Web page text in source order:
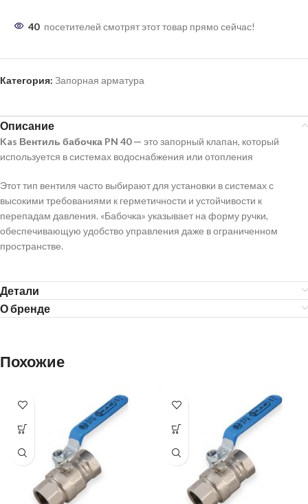
40 посетителей смотрят этот товар прямо сейчас!
Категория: Запорная арматура
Описание
Kas Вентиль бабочка PN 40— это запорный клапан, который
используется в системах водоснабжения или отопления
Этот тип вентиля часто выбирают для установки в системах с
высокими требованиями к герметичности и устойчивости к
перепадам давления. «Бабочка» указывает на форму ручки,
обеспечивающую удобство управления даже в ограниченном
пространстве.
Детали
О бренде
Похожие